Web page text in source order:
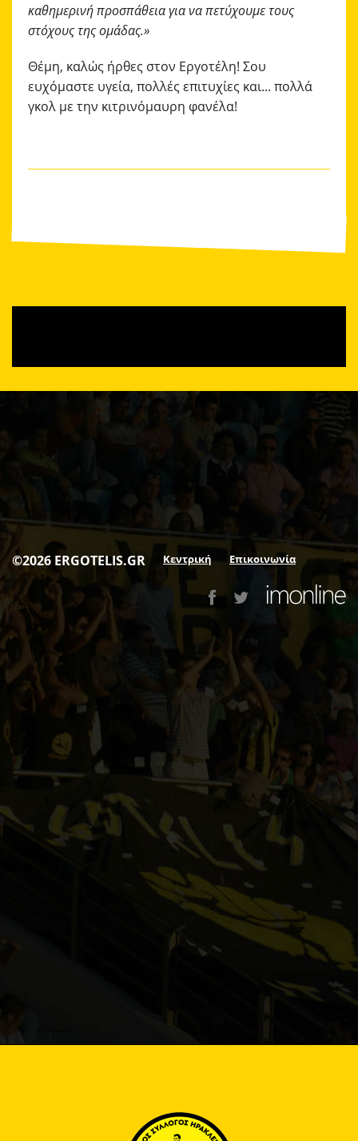
καθημερινή προσπάθεια για να πετύχουμε τους
στόχους της ομάδας.»
Θέμη, καλώς ήρθες στον Εργοτέλη! Σου
ευχόμαστε υγεία, πολλές επιτυχίες και... πολλά
γκολ με την κιτρινόμαυρη φανέλα!
©2026 ERGOTELIS.GR Κεντρική Επικοινωνία